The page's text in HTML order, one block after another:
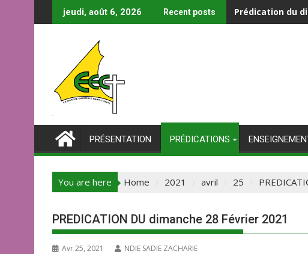
jeudi, août 6, 2026 Recent posts La
PRÉSENTATION PRÉDICATIONS
You are here Home 2021 avril 25
PREDICATION DU dimanche 28 Février 2021
Avr 25, 2021 NDIE SADIE ZACHARIE